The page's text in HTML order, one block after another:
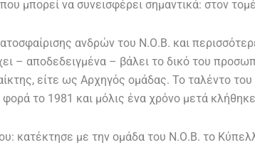
μπορεί να συνεισφέρει σημαντικά: στον
ανδρών του Ν.Ο.Β. και
– αποδεδειγμένα – βάλει το δικό του
είτε ως Αρχηγός ομάδας. Το ταλέντο
το 1981 και μόλις ένα χρόνο μετά
κατέκτησε με την ομάδα του Ν.Ο.Β. το